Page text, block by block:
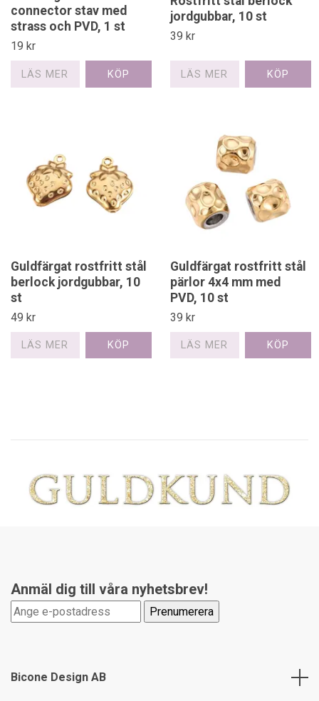
connector stav med
strass och PVD, 1 st
19 kr
LÄS MER
jordgubbar, 10 st
39 kr
LÄS MER
Guldfärgat rostfritt stål
berlock jordgubbar, 10
st
49 kr
LÄS MER
Guldfärgat rostfritt stål
pärlor 4x4 mm med
PVD, 10 st
39 kr
LÄS MER
Anmäl dig till våra nyhetsbrev!
Bicone Design AB